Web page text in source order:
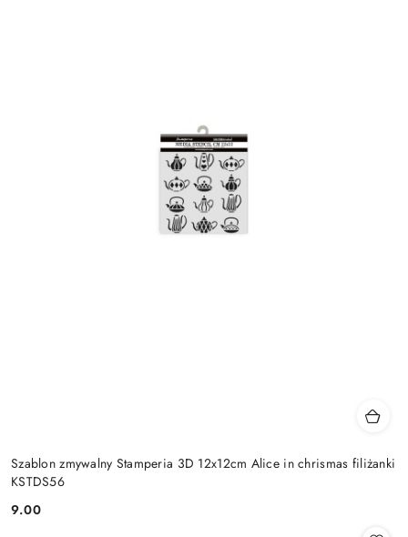
Szablon zmywalny Stamperia 3D 12x12cm Alice in chrismas filiżanki
KSTDS56
Cena:
9.00